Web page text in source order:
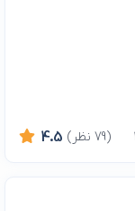
4.5 (79 نظر)